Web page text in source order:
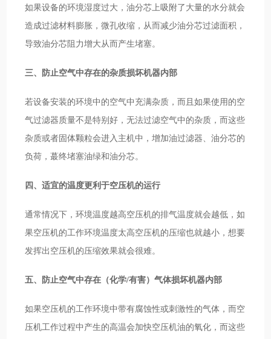
如果设备的环境湿度过大，油分芯上吸附了大量的水分就会
造成过滤材料膨胀，微孔收缩，从而减少油分芯过滤面积，
导致油分芯阻力增大从而产生堵塞。
三、防止空气中存在的杂质损坏机器内部
若设备安装的环境中的空气中充满杂质，而且如果使用的空
气过滤器质量不是特别好，无法过滤空气中的杂质，而这些
杂质或者固体颗粒会进入主机中，增加油过滤器、油分芯的
负荷，蕞终堵塞油绿和油分芯。
四、适宜的温度更利于空压机的运行
通常情况下，环境温度越高空压机的排气温度就会越低，如
果空压机的工作环境温度太高空压机的压缩也就越小，想要
发挥出空压机的压缩效果就会很难。
五、防止空气中存在（化学/有害）气体损坏机器内部
如果空压机的工作环境中带有腐蚀性或刺激性的气体，而空
压机工作过程中产生的高温会加快空压机油的氧化，而这些